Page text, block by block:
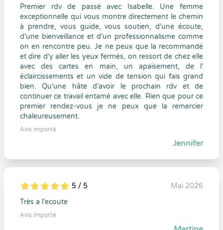
Premier rdv de passé avec Isabelle. Une femme
exceptionnelle qui vous montre directement le chemin
à prendre, vous guide, vous soutien, d'une écoute,
d'une bienveillance et d'un professionnalisme comme
on en rencontre peu. Je ne peux que la recommandé
et dire d'y aller les yeux fermés, on ressort de chez elle
avec des cartes en main, un apaisement, de l'
éclaircissements et un vide de tension qui fais grand
bien. Qu'une hâte d'avoir le prochain rdv et de
continuer ce travail entamé avec elle. Rien que pour ce
premier rendez-vous je ne peux que la remercier
chaleureusement.
Avis importé
Jennifer
5
1
5
0 5 / 5
Mai 2026
Très a l'ecoute
Avis importé